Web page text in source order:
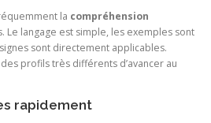
la compréhension
Le langage est simple, les exemples sont
sont directement applicables.
profils très différents d’avancer au
rapidement